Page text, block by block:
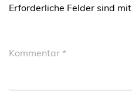
Erforderliche Felder sind mit
Kommentar *